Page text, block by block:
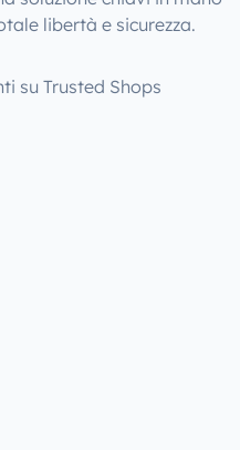
libertà e sicurezza.
su Trusted Shops